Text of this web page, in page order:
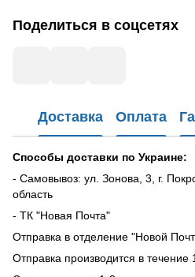
Поделиться в соцсетях
Доставка Оплата
Способы доставки по Украине:
- Самовывоз: ул. Зонова, 3, г.
область
- ТК "Новая Почта"
Отправка в отделение "Новой
Отправка производится в течение